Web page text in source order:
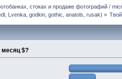
стоках и продаже фотографий /
Lvenka ,godkin ,gothic ,anatols ,rusak) »
месяц $?